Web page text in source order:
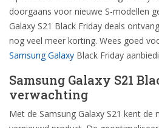
doorgaans voor nieuwe S-modellen
Galaxy S21 Black Friday deals
nog veel meer korting. Wees goed
Samsung Galaxy Black Friday
Samsung Galaxy S21
verwachting
Met de Samsung Galaxy S21 kent